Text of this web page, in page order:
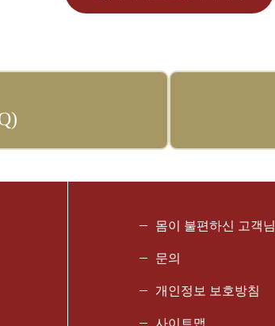
몸이 불편하신 고객님
문의
개인정보 보호방침